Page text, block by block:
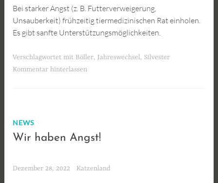
Bei starker Angst (z. B. Futterverweigerung,
Unsauberkeit) frühzeitig tiermedizinischen Rat einholen.
Es gibt sanfte Unterstützungsmöglichkeiten.
Verschlagwortet mit Böller, Jahreswechsel, Silvester
Kommentar hinterlassen
NEWS
Wir haben Angst!
Dezember 28, 2022 Katzenland